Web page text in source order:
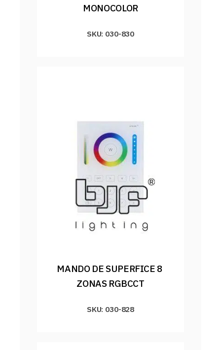
MONOCOLOR
SKU: 030-830
MANDO DE SUPERFICE 8
ZONAS RGBCCT
SKU: 030-828